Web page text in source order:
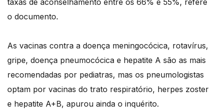
taxas de aconselhamento entre os 66% e 55%, refere
o documento.
As vacinas contra a doença meningocócica, rotavírus,
gripe, doença pneumocócica e hepatite A são as mais
recomendadas por pediatras, mas os pneumologistas
optam por vacinas do trato respiratório, herpes zoster
e hepatite A+B, apurou ainda o inquérito.